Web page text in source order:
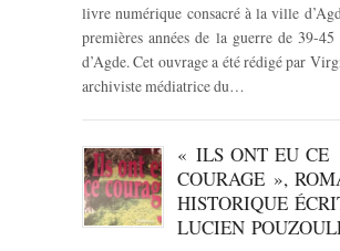
livre numérique consacré à la ville
premières années de la guerre de 39-
d’Agde. Cet ouvrage a été rédigé par
archiviste médiatrice du…
« ILS ONT EU CE
COURAGE »,
HISTORIQUE
LUCIEN